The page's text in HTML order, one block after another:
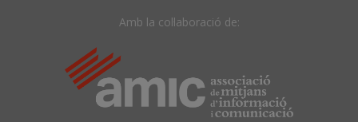
Amb la col·laboració de: